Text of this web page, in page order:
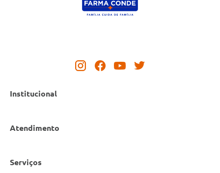
Institucional
Atendimento
Política de Privacidade
Serviços